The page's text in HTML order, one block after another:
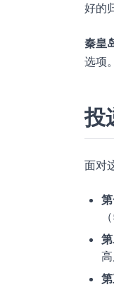
好的
秦皇
选项。
投
面对